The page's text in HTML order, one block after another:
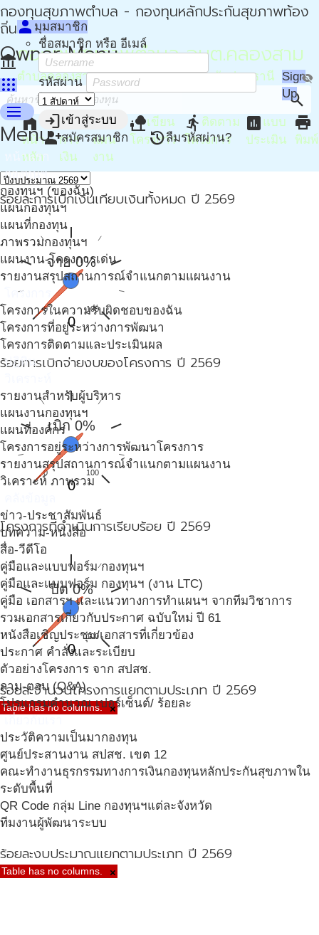
กองทุนสุขภาพตำบล - กองทุนหลักประกันสุขภาพท้อง
ถิ่น - กปท
Owner Menu
apps
person มุมสมาชิก
ชื่อสมาชิก หรือ อีเมล์
รหัสผ่าน visibility_off
loginเข้าสู่ระบบ
person_addสมัครสมาชิก restoreลืมรหัสผ่าน?
Sign
Up
menu
Menu
หน้าแรก
กองทุนฯ
กองทุนฯ (ของฉัน)
แผนกองทุนฯ
แผนที่กองทุน
ภาพรวมกองทุนฯ
แผนงาน-โครงการเด่น
รายงานสรุปสถานการณ์จำแนกตามแผนงาน
โครงการ
โครงการในความรับผิดชอบของฉัน
โครงการที่อยู่ระหว่างการพัฒนา
โครงการติดตามและประเมินผล
ปฎิทิน
รายงานสำหรับผู้บริหาร
แผนงานกองทุนฯ
แผนที่องค์กร
โครงการอยู่ระหว่างการพัฒนาโครงการ
รายงานสรุปสถานการณ์จำแนกตามแผนงาน
วิเคราะห์ ภาพรวม
ข่าว-ประชาสัมพันธ์
บทความ-หนังสือ
สื่อ-วีดีโอ
คู่มือและแบบฟอร์ม กองทุนฯ
คู่มือและแบบฟอร์ม กองทุนฯ (งาน LTC)
คู่มือ เอกสารฯ และแนวทางการทำแผนฯ จากทีมวิชาการ
รวมเอกสารเกี่ยวกับประกาศ ฉบับใหม่ ปี 61
หนังสือเชิญประชุม/เอกสารที่เกี่ยวข้อง
ประกาศ คำสั่งและระเบียบ
ตัวอย่างโครงการ จาก สปสช.
ถาม-ตอบ (Q&A)
โปรแกรมคำนวณ เปอร์เซ็นต์/ ร้อยละ
ประวัติความเป็นมากองทุน
ศูนย์ประสานงาน สปสช. เขต 12
คณะทำงานธุรกรรมทางการเงินกองทุนหลักประกันสุขภาพใน
ระดับพื้นที่
QR Code กลุ่ม Line กองทุนฯแต่ละจังหวัด
ทีมงานผู้พัฒนาระบบ
account_balanceกองทุนสุขภาพตำบล อบต.คลองสาม
ตำบลคลองสาม อำเภอคลองหลวง จังหวัดปทุมธานี
search
home
หน้า
หลัก
attach_money
การ
เงิน
device_hub
แผน
งาน
nature_peopleเขียน
โครงการ
directions_run ติดตาม
โครงการ
assessment แบบ
ประเมิน
print
พิมพ์
ร้อยละการเบิกเงินเทียบเงินทั้งหมด ปี 2569
จ่าย 0%
0 100
0
ร้อยการเบิกจ่ายงบของโครงการ ปี 2569
เบิก 0%
0 100
0
โครงการที่ดำเนินการเรียบร้อย ปี 2569
ปิด 0%
0 100
0
ร้อยละจำนวนโครงการแยกตามประเภท ปี 2569
Table has no columns. ×
ร้อยละงบประมาณแยกตามประเภท ปี 2569
Table has no columns. ×